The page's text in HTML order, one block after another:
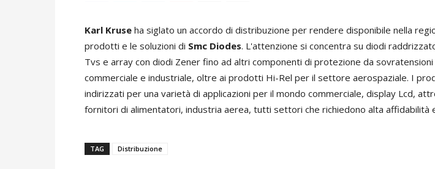
Karl Kruse ha siglato un accordo di distribuzione per rendere disponibile nella
prodotti e le soluzioni di Smc Diodes. L'attenzione si concentra su diodi
Tvs e array con diodi Zener fino ad altri componenti di protezione da
commerciale e industriale, oltre ai prodotti Hi-Rel per il settore aerospaziale. I
indirizzati per una varietà di applicazioni per il mondo commerciale, display Lcd,
fornitori di alimentatori, industria aerea, tutti settori che richiedono alta affidabilità
TAG Distribuzione